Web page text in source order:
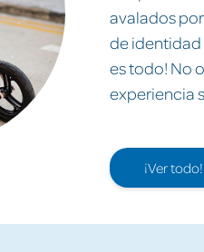
avalados
de identidad
es todo! No
experiencia
¡Ver todo!